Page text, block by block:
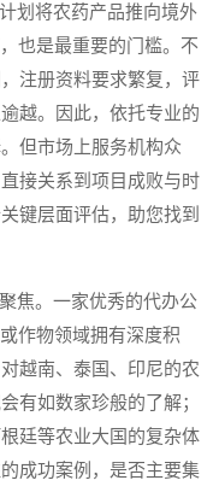
划将农药产品推向境外
也是最重要的门槛。不
注册资料要求繁复，评
越。因此，依托专业的
但市场上服务机构众
接关系到项目成败与时
键层面评估，助您找到
焦。一家优秀的代办公
作物领域拥有深度积
越南、泰国、印尼的农
有如数家珍般的了解；
廷等农业大国的复杂体
成功案例，是否主要集